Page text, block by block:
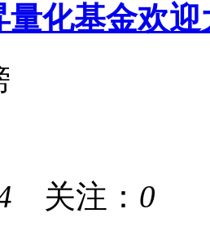
量化基金欢
关注： 0